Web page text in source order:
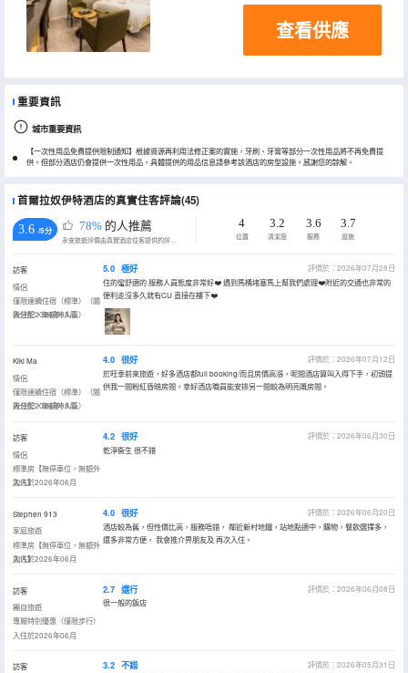
查看供應
重要資訊
城市重要資訊
【一次性用品免費提供限制通知】根據資源再利用法修正案的實施，牙刷、牙膏等部分一次性用品將不再免費提
供。但部分酒店仍會提供一次性用品，具體提供的用品信息請參考該酒店的房型設施。感謝您的諒解。
首爾拉奴伊特酒店的真實住客評論(45)
3.6 /5分 78% 的人推薦
永安旅遊評價由真實酒店住客提供的評價。
4
位置
3.2
清潔度
3.6
服務
3.7
設施
訪客
情侶
僅限連續住宿（標準）（隨
機分配，無額外人員）
入住於2026年05月
5.0 極好
評價於：2026年07月28日
住的蠻舒適的 服務人員態度非常好❤️ 遇到馬桶堵塞馬上幫我們處理❤️附近的交通也非常的
便利走沒多久就有CU 直接在樓下❤️
Kiki Ma
情侶
僅限連續住宿（標準）（隨
機分配，無額外人員）
入住於2026年05月
4.0 很好
評價於：2026年07月12日
於旺季前來旅遊，好多酒店都full booking/而且房價高漲，呢間酒店算叫入得下手，初頭提
供我一間粉紅昏暗房間，幸好酒店職員能安排另一間較為明亮嘅房間。
訪客
情侶
標準房【無停車位，無額外
加人】
入住於2026年06月
4.2 很好
評價於：2026年06月30日
乾淨衞生 很不錯
Stephen 913
家庭旅遊
標準房【無停車位，無額外
加人】
入住於2026年06月
4.0 很好
評價於：2026年06月20日
酒店較為舊，但性價比高，服務唔錯， 鄰近新村地鐵，站地點適中，購物，餐飲選擇多，
還多非常方便， 我會推介畀朋友及 再次入住。
訪客
獨自旅遊
專屬特別優惠（僅限步行）
入住於2026年06月
2.7 還行
評價於：2026年06月08日
很一般的飯店
訪客
3.2 不錯
評價於：2026年05月31日